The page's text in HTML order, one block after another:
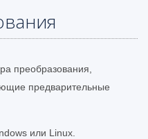
преобразования,
предварительные
или Linux.